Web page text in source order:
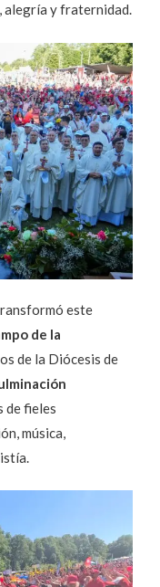
alegría y fraternidad.
este
de la
de la Diócesis de
de fieles
música,